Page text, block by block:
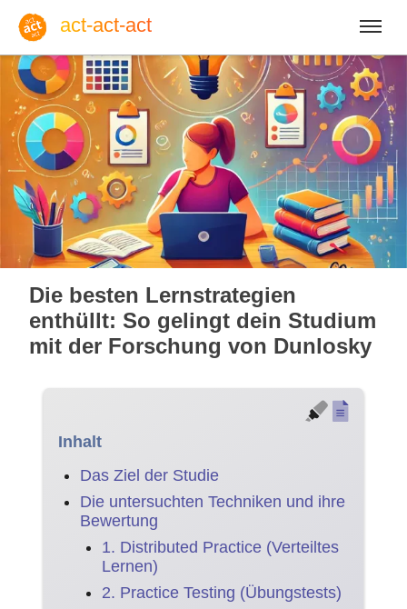
act-act-act
Anmelden
Blog
Do, 06. August 2026 | 32
Die besten Lernstrategien
enthüllt: So gelingt dein Studium
mit der Forschung von Dunlosky
Inhalt
Das Ziel der Studie
Die untersuchten Techniken und ihre
Bewertung
1. Distributed Practice (Verteiltes
Lernen)
2. Practice Testing (Übungstests)